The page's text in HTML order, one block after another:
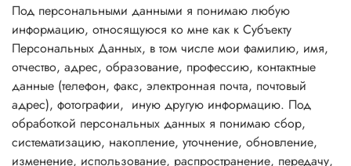
Под персональными данными я понимаю любую
информацию, относящуюся ко мне как к Субъекту
Персональных Данных, в том числе мои фамилию, имя,
отчество, адрес, образование, профессию, контактные
данные (телефон, факс, электронная почта, почтовый
адрес), фотографии, иную другую информацию. Под
обработкой персональных данных я понимаю сбор,
систематизацию, накопление, уточнение, обновление,
изменение, использование, распространение, передачу,